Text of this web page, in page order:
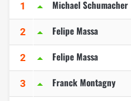
1 Michael Schumacher
2 Felipe Massa
2 Felipe Massa
3 Franck Montagny